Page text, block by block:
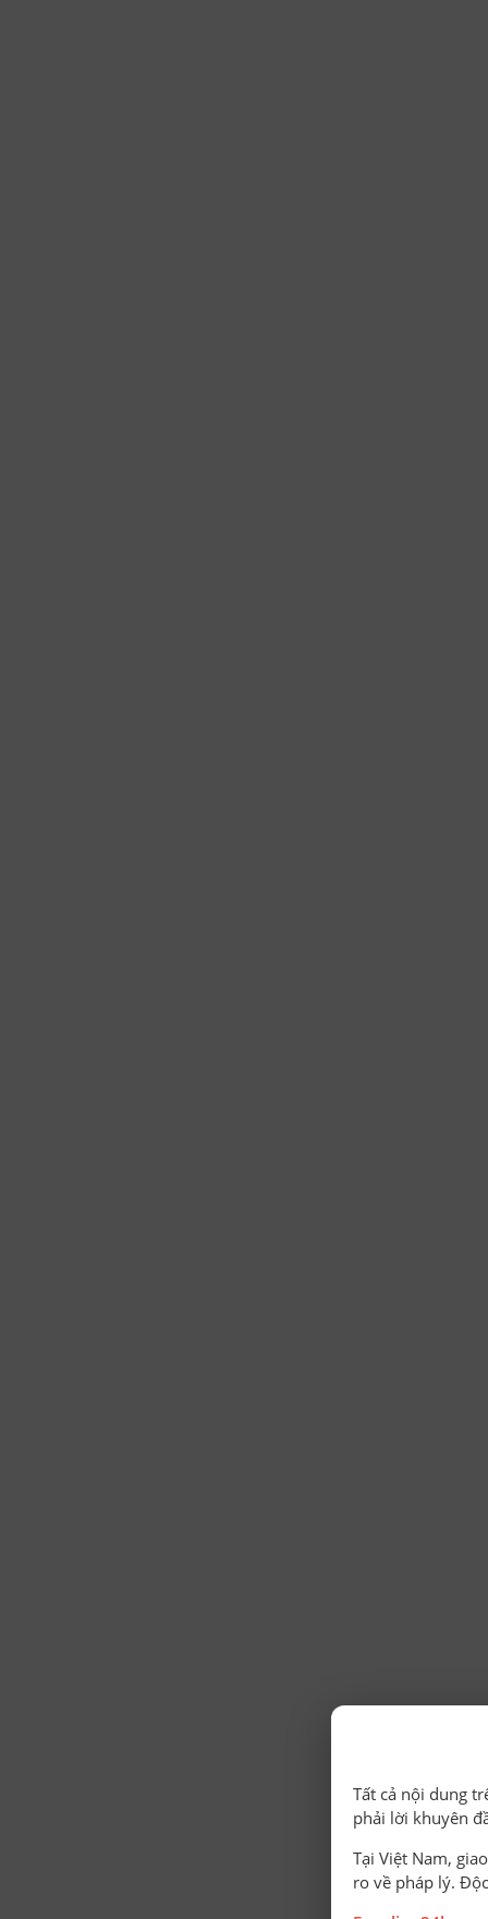
Tất cả nội dung
phải lời khuyên
Tại Việt Nam,
ro về pháp lý.